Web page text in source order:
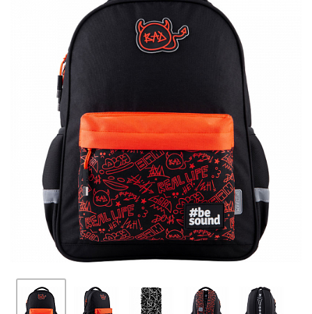
ПЛЯШКИ ДЛЯ ВОДИ
SCHOOL STANDARD
РОЗПРОДАЖ